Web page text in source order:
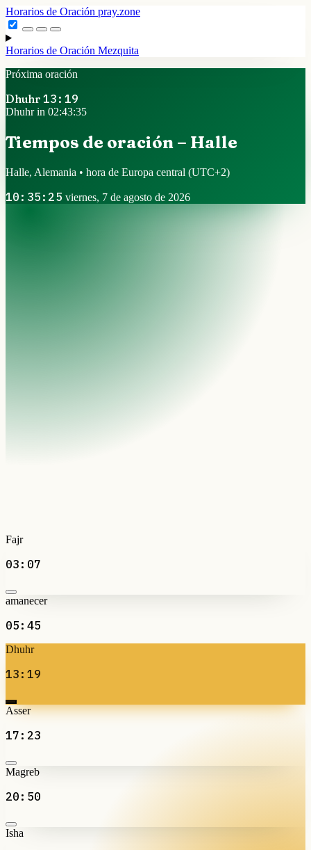
Horarios de Oración pray.zone
Horarios de Oración Mezquita
Próxima oración
Dhuhr 13:19
Dhuhr in 02:43:34
Tiempos de oración – Halle
Halle, Alemania • hora de Europa central (UTC+2)
10:35:26 viernes, 7 de agosto de 2026
Fajr
03:07
amanecer
05:45
Dhuhr
13:19
Asser
17:23
Magreb
20:50
Isha